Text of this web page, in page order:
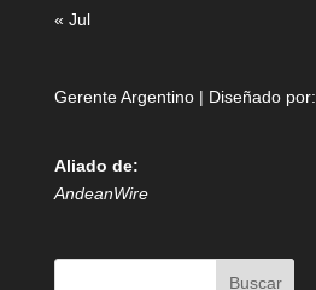
« Jul
Gerente Argentino | Diseñado por:
Aliado de:
AndeanWire